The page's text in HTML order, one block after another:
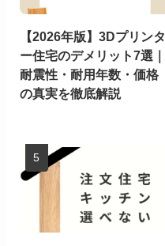
【2026年版】3Dプリンタ
ー住宅のデメリット7選｜
耐震性・耐用年数・価格
の真実を徹底解説